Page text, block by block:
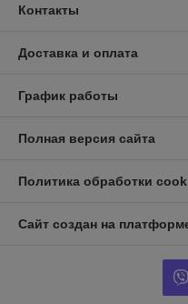
Контакты
Доставка и оплата
График работы
Полная версия сайта
Политика обработки
Сайт создан на